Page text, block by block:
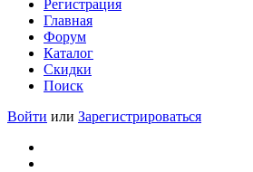
Регистрация
Главная
Форум
Каталог
Скидки
Поиск
Войти или Зарегистрироваться